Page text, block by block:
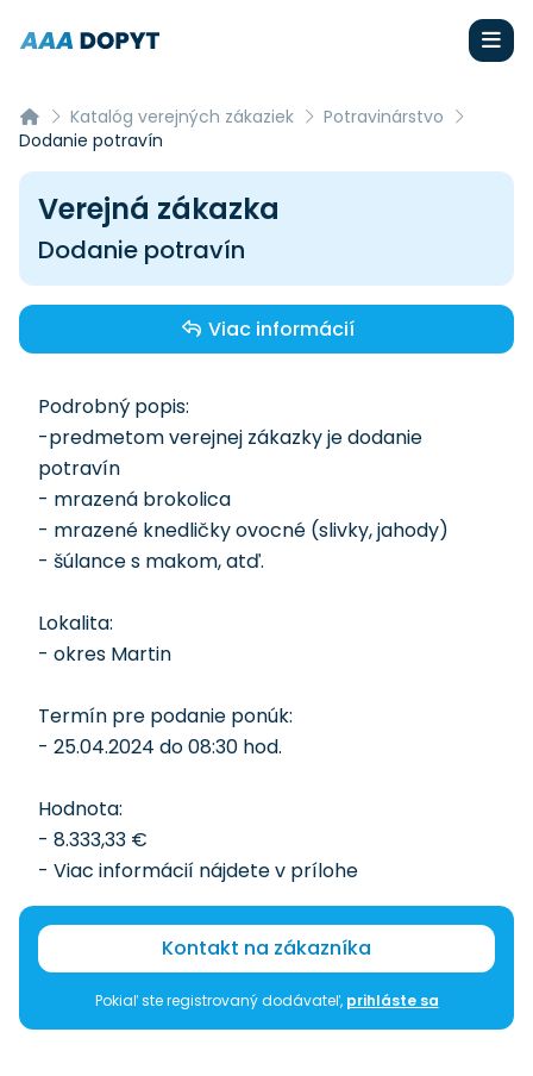
Katalóg verejných zákaziek
Potravinárstvo
Dodanie potravín
Verejná zákazka
Dodanie potravín
Viac informácií
Podrobný popis:
-predmetom verejnej zákazky je dodanie
potravín
- mrazená brokolica
- mrazené knedličky ovocné (slivky, jahody)
- šúlance s makom, atď.
Lokalita:
- okres Martin
Termín pre podanie ponúk:
- 25.04.2024 do 08:30 hod.
Hodnota:
- 8.333,33 €
- Viac informácií nájdete v prílohe
Kontakt na zákazníka
Pokiaľ ste registrovaný dodávateľ, prihláste sa